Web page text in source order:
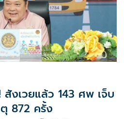
งเวยแล้ว 143 ศพ เจ็บ
872 ครั้ง